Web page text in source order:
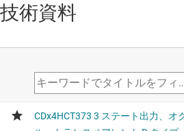
技術資料